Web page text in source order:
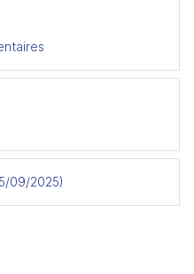
09/2025)